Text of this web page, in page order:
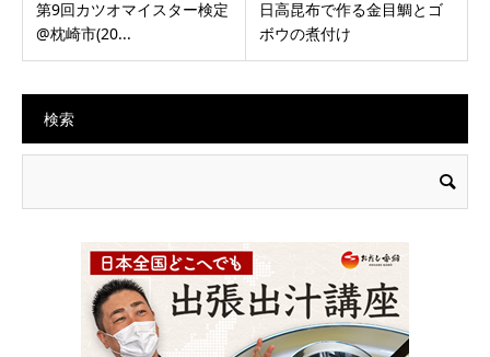
第9回カツオマイスター検定
@枕崎市(20...
日高昆布で作る金目鯛とゴ
ボウの煮付け
検索